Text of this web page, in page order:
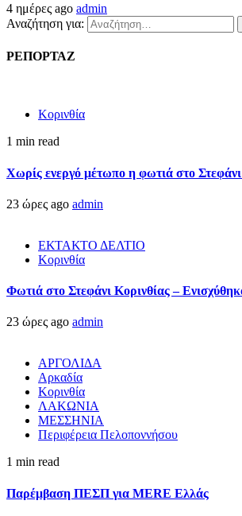
4 ημέρες ago admin
Αναζήτηση για:
ΡΕΠΟΡΤΑΖ
Κορινθία
1 min read
Χωρίς ενεργό μέτωπο η φωτιά στο
23 ώρες ago admin
ΕΚΤΑΚΤΟ ΔΕΛΤΙΟ
Κορινθία
Φωτιά στο Στεφάνι Κορινθίας –
23 ώρες ago admin
ΑΡΓΟΛΙΔΑ
Αρκαδία
Κορινθία
ΛΑΚΩΝΙΑ
ΜΕΣΣΗΝΙΑ
Περιφέρεια Πελοποννήσου
1 min read
Παρέμβαση ΠΕΣΠ για MERE Ελλάς